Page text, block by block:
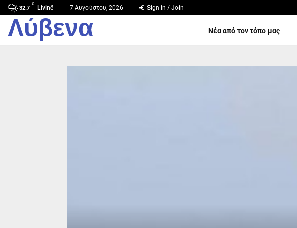
32.7
C
Livinë 7 Αυγούστου, 2026 Sign in / Join
Λύβενα Νέα από τον τόπο μας